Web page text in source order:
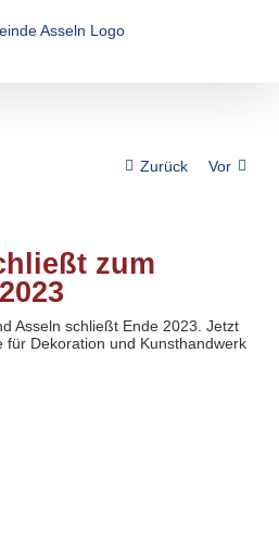
Zurück Vor
zum
Asseln schließt Ende 2023. Jetzt
für Dekoration und Kunsthandwerk